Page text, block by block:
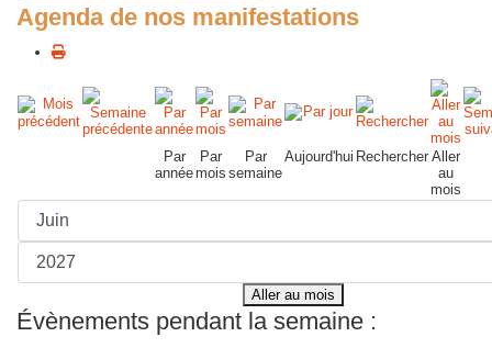
Agenda de nos manifestations
Par
année
Par
mois
Par
semaine
Aujourd'hui Rechercher Aller
au
mois
Aller au mois
Évènements pendant la semaine :